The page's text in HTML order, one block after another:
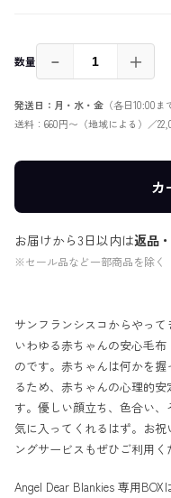
数量 － ＋
発送日：月・水・金 （各日10:00
送料：660円〜（地域による）／
カ
お届けから3日以内は返品
※セール品など一部商品を除く
サンフランシスコからやって
いわゆる赤ちゃんの安心毛
のです。赤ちゃんは何かを
るため、赤ちゃんの心理的
す。優しい顔立ち、色合い
気に入ってくれるはず。お
ングサービスもぜひご利用く
Angel Dear Blankies 専用